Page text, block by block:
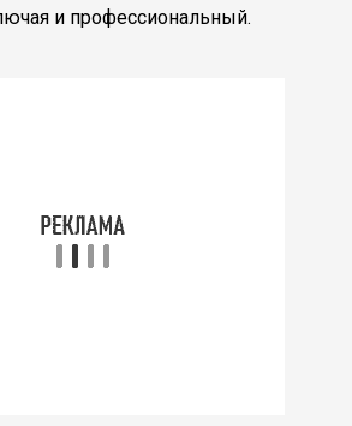
и профессиональный.